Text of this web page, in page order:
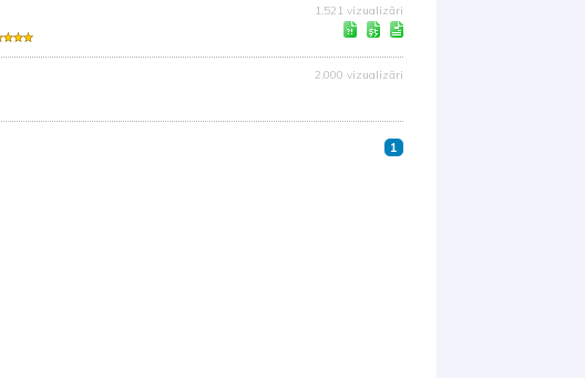
1.521 vizualizări
2.000 vizualizări
1